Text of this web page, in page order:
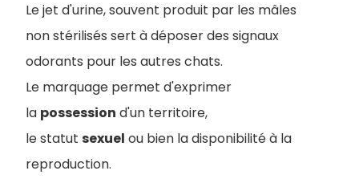
Le jet d'urine, souvent produit par les mâles
non stérilisés sert à déposer des signaux
odorants pour les autres chats.
Le marquage permet d'exprimer
la possession d'un territoire,
le statut sexuel ou bien la disponibilité à la
reproduction.